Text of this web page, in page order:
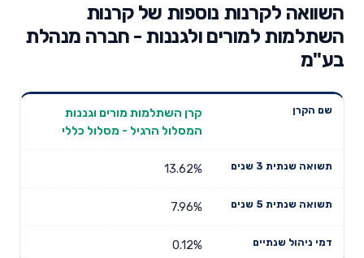
השוואה לקרנות נוספות של קרנות
השתלמות למורים ולגננות - חברה מנהלת
בע"מ
שנתית 3
תשואה
שנתית 5
שנתיים
קרן השתלמות מורים וגננות
המסלול הרגיל - מסלול כללי
13.62%
7.96%
0.12%